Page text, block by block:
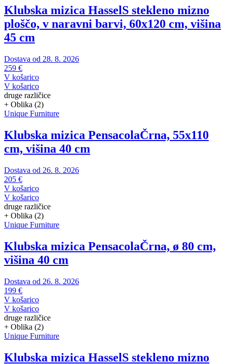
Klubska mizica HasselS stekleno mizno
ploščo, v naravni barvi, 60x120 cm, višina
45 cm
Dostava od 28. 8. 2026
259 €
V košarico
V košarico
druge različice
+ Oblika (2)
Unique Furniture
Klubska mizica PensacolaČrna, 55x110
cm, višina 40 cm
Dostava od 26. 8. 2026
205 €
V košarico
V košarico
druge različice
+ Oblika (2)
Unique Furniture
Klubska mizica PensacolaČrna, ø 80 cm,
višina 40 cm
Dostava od 26. 8. 2026
199 €
V košarico
V košarico
druge različice
+ Oblika (2)
Unique Furniture
Klubska mizica HasselS stekleno mizno